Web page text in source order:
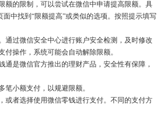
额的限制，可以尝试在微信中申请提高限额。具
中找到“限额提高”或类似的选项。按照提示填写
通过微信安全中心进行账户安全检测，及时修改
操作，系统可能会自动解除限额。
通是微信官方推出的理财产品，安全性有保障，
笔小额支付，以规避限额。
或者选择使用微信零钱进行支付。不同的支付方